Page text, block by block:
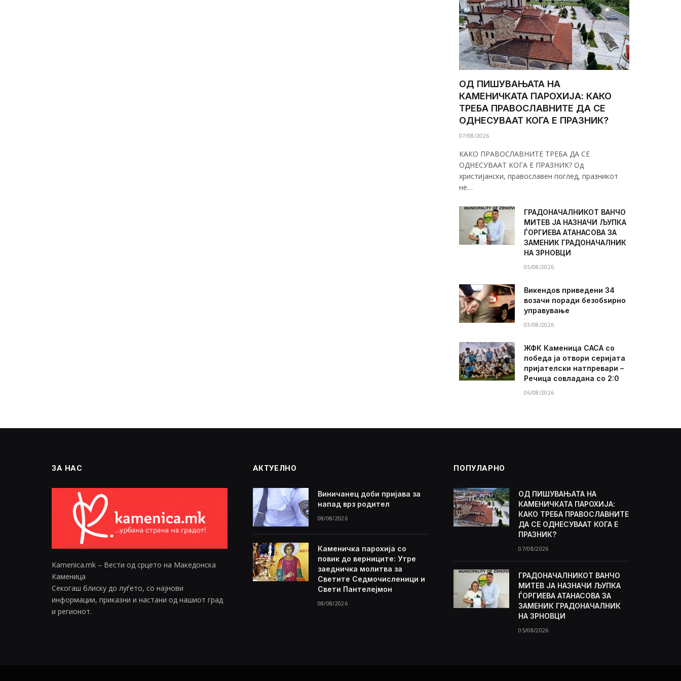
ОД ПИШУВАЊАТА НА
КАМЕНИЧКАТА ПАРОХИЈА: КАКО
ТРЕБА ПРАВОСЛАВНИТЕ ДА СЕ
ОДНЕСУВААТ КОГА Е ПРАЗНИК?
07/08/2026
КАКО ПРАВОСЛАВНИТЕ ТРЕБА ДА СЕ
ОДНЕСУВААТ КОГА Е ПРАЗНИК? Од
христијански, православен поглед, празникот
не…
ГРАДОНАЧАЛНИКОТ ВАНЧО
МИТЕВ ЈА НАЗНАЧИ ЉУПКА
ЃОРГИЕВА АТАНАСОВА ЗА
ЗАМЕНИК ГРАДОНАЧАЛНИК
НА ЗРНОВЦИ
05/08/2026
Викендов приведени 34
возачи поради безобѕирно
управување
03/08/2026
ЖФК Каменица САСА со
победа ја отвори серијата
пријателски натпревари –
Речица совладана со 2:0
06/08/2026
ЗА НАС
Kamenica.mk – Вести од срцето на Македонска
Каменица
Секогаш блиску до луѓето, со најнови
информации, приказни и настани од нашиот град
и регионот.
АКТУЕЛНО
Виничанец доби пријава за
напад врз родител
08/08/2026
Каменичка парохија со
повик до верниците: Утре
заедничка молитва за
Светите Седмочисленици и
Свети Пантелејмон
08/08/2026
ПОПУЛАРНО
ОД ПИШУВАЊАТА НА
КАМЕНИЧКАТА ПАРОХИЈА:
КАКО ТРЕБА ПРАВОСЛАВНИТЕ
ДА СЕ ОДНЕСУВААТ КОГА Е
ПРАЗНИК?
07/08/2026
ГРАДОНАЧАЛНИКОТ ВАНЧО
МИТЕВ ЈА НАЗНАЧИ ЉУПКА
ЃОРГИЕВА АТАНАСОВА ЗА
ЗАМЕНИК ГРАДОНАЧАЛНИК
НА ЗРНОВЦИ
05/08/2026